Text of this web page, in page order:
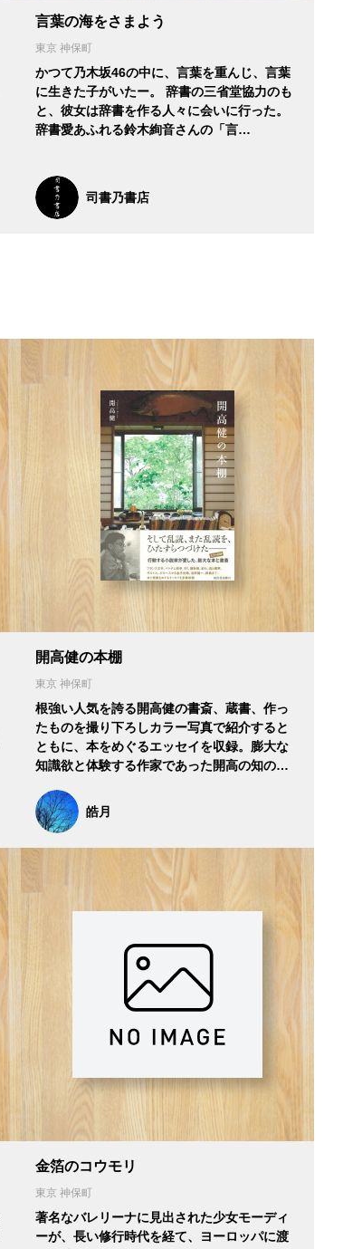
言葉の海をさまよう
東京 神保町
かつて乃木坂46の中に、言葉を重んじ、言葉
に生きた子がいたー。 辞書の三省堂協力のも
と、彼女は辞書を作る人々に会いに行った。
辞書愛あふれる鈴木絢音さんの「言…
司書乃書店
開高健の本棚
東京 神保町
根強い人気を誇る開高健の書斎、蔵書、作っ
たものを撮り下ろしカラー写真で紹介すると
ともに、本をめぐるエッセイを収録。膨大な
知識欲と体験する作家であった開高の知の…
皓月
金箔のコウモリ
東京 神保町
著名なバレリーナに見出された少女モーディ
ーが、長い修行時代を経て、ヨーロッパに渡